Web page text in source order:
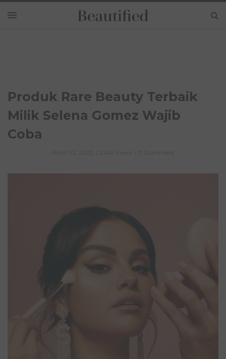
Produk Rare Beauty Terbaik
Milik Selena Gomez Wajib
Coba
April 03, 2023 2144 Views 0 Comment